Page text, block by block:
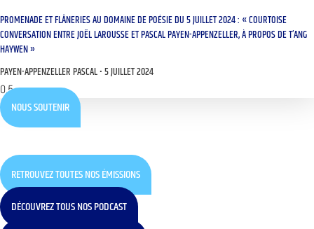
PROMENADE ET FLÂNERIES AU DOMAINE DE POÉSIE DU 5 JUILLET 2024 : « COURTOISE
CONVERSATION ENTRE JOËL LAROUSSE ET PASCAL PAYEN-APPENZELLER, À PROPOS DE T’ANG
HAYWEN »
PAYEN-APPENZELLER PASCAL 5 JUILLET 2024
NOUS SOUTENIR
RETROUVEZ TOUTES NOS ÉMISSIONS
DÉCOUVREZ TOUS NOS PODCAST